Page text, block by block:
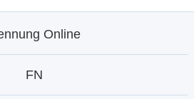
Online
FN